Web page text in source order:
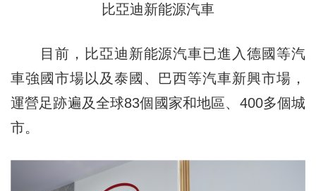
比亞迪新能源汽車
目前，比亞迪新能源汽車已進入德國等汽
車強國市場以及泰國、巴西等汽車新興市場，
運營足跡遍及全球83個國家和地區、400多個城
市。